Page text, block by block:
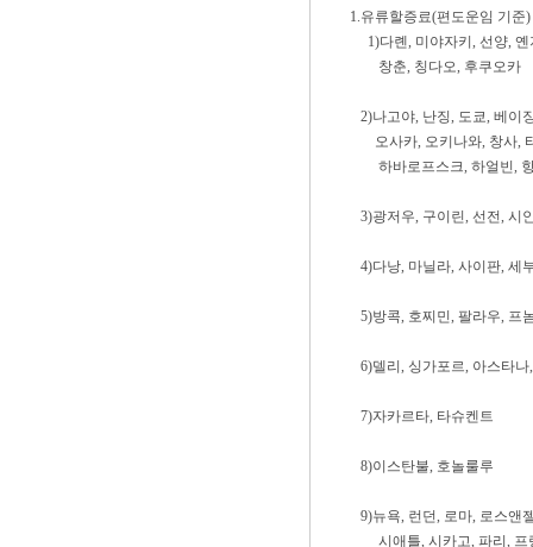
1.유류할증료(편도운임 기준)
1)다롄, 미야자키, 선양, 옌
창춘, 칭다오,
2)나고야, 난징, 도쿄, 베이
오사카, 오키나와, 창사,
하바로프스크, 하
3)광저우, 구이린, 선전, 시
4)다낭, 마닐라, 사이판,
5)방콕, 호찌민, 팔
6)델리, 싱가포르, 아
7)자카르타, 타
8)이스탄불, 호
9)뉴욕, 런던, 로마, 로스앤
시애틀, 시카고, 파